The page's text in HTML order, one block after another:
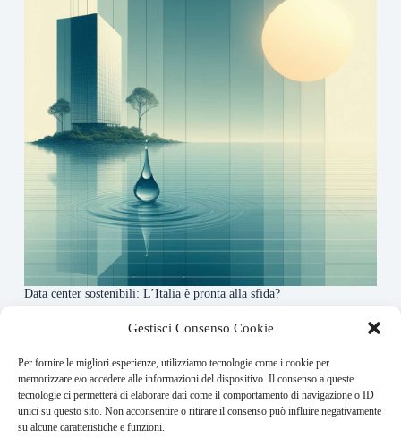
Gestisci Consenso Cookie
Per fornire le migliori esperienze, utilizziamo tecnologie come i cookie per
memorizzare e/o accedere alle informazioni del dispositivo. Il consenso a queste
tecnologie ci permetterà di elaborare dati come il comportamento di navigazione o ID
unici su questo sito. Non acconsentire o ritirare il consenso può influire negativamente
su alcune caratteristiche e funzioni.
Data center sostenibili: L’Italia è pronta alla sfida?
About this website
Finance-Bullet.it ogni giorno trova per te le notizie più
rilevanti in ambito finanziario.